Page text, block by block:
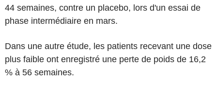
44 semaines, contre un placebo, lors d'un essai de
phase intermédiaire en mars.
Dans une autre étude, les patients recevant une dose
plus faible ont enregistré une perte de poids de 16,2
% à 56 semaines.